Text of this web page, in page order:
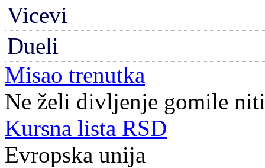
Vicevi
Dueli
Misao trenutka
Ne želi divljenje gomile niti
Kursna lista RSD
Evropska unija